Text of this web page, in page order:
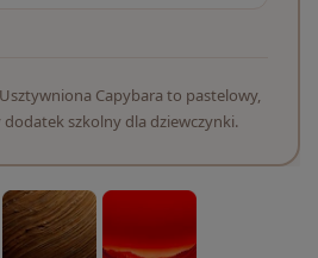
Capybara to pastelowy,
szkolny dla dziewczynki.